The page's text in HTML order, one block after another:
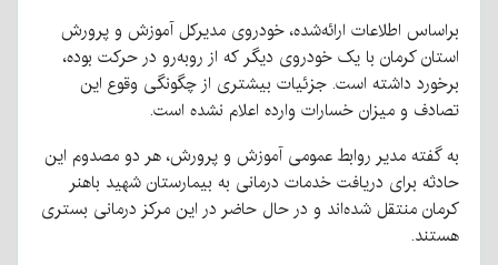
براساس اطلاعات ارائه‌شده، خودروی مدیرکل آموزش و پرورش
استان کرمان با یک خودروی دیگر که از روبه‌رو در حرکت بوده،
برخورد داشته است. جزئیات بیشتری از چگونگی وقوع این
تصادف و میزان خسارات وارده اعلام نشده است.
به گفته مدیر روابط عمومی آموزش و پرورش، هر دو مصدوم این
حادثه برای دریافت خدمات درمانی به بیمارستان شهید باهنر
کرمان منتقل شده‌اند و در حال حاضر در این مرکز درمانی بستری
هستند.